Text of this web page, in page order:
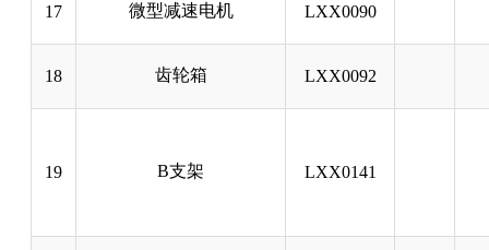
17 微型减速电机 LXX0090
18 齿轮箱 LXX0092
19 B支架 LXX0141